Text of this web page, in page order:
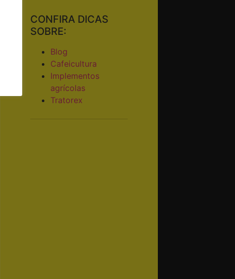
CONFIRA DICAS
SOBRE:
Blog
Cafeicultura
Implementos
agrícolas
Tratorex